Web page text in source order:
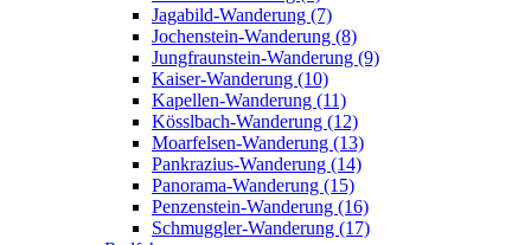
Jagabild-Wanderung (7)
Jochenstein-Wanderung (8)
Jungfraunstein-Wanderung (9)
Kaiser-Wanderung (10)
Kapellen-Wanderung (11)
Kösslbach-Wanderung (12)
Moarfelsen-Wanderung (13)
Pankrazius-Wanderung (14)
Panorama-Wanderung (15)
Penzenstein-Wanderung (16)
Schmuggler-Wanderung (17)